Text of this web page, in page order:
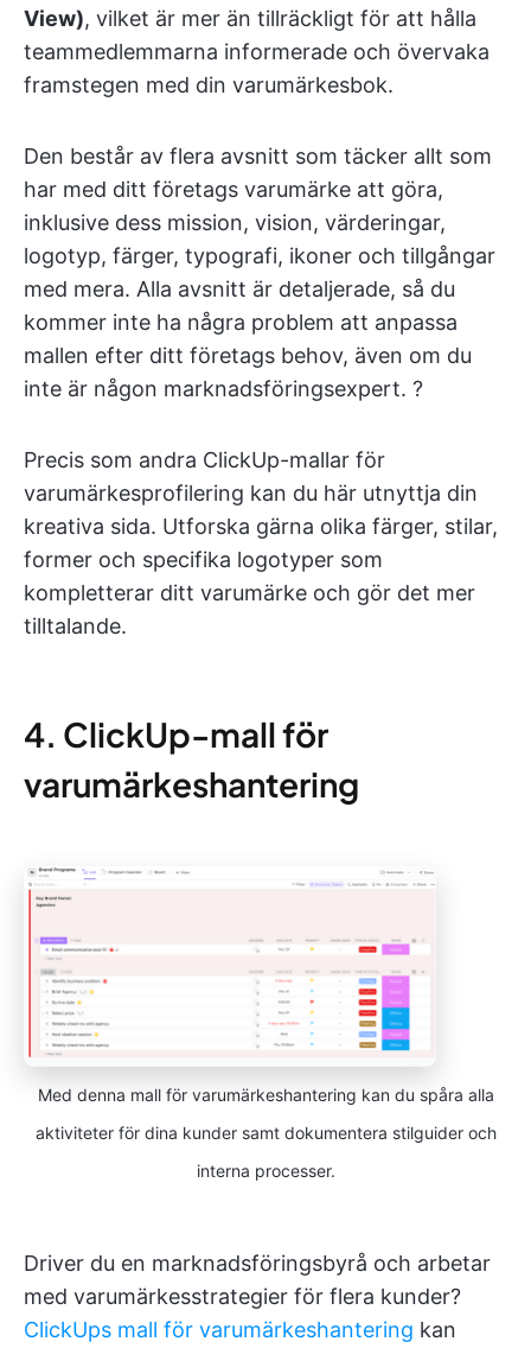
View), vilket är mer än tillräckligt för att hålla
teammedlemmarna informerade och övervaka
framstegen med din varumärkesbok.
Den består av flera avsnitt som täcker allt som
har med ditt företags varumärke att göra,
inklusive dess mission, vision, värderingar,
logotyp, färger, typografi, ikoner och tillgångar
med mera. Alla avsnitt är detaljerade, så du
kommer inte ha några problem att anpassa
mallen efter ditt företags behov, även om du
inte är någon marknadsföringsexpert. ?
Precis som andra ClickUp-mallar för
varumärkesprofilering kan du här utnyttja din
kreativa sida. Utforska gärna olika färger, stilar,
former och specifika logotyper som
kompletterar ditt varumärke och gör det mer
tilltalande.
4. ClickUp-mall för
varumärkeshantering
Med denna mall för varumärkeshantering kan du spåra alla
aktiviteter för dina kunder samt dokumentera stilguider och
interna processer.
Driver du en marknadsföringsbyrå och arbetar
med varumärkesstrategier för flera kunder?
ClickUps mall för varumärkeshantering kan